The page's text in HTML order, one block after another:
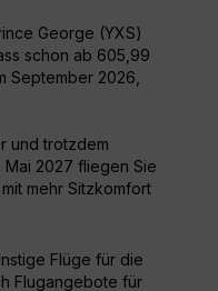
George (YXS)
schon ab 605,99
September 2026,
und trotzdem
Mai 2027 fliegen Sie
mehr Sitzkomfort
Flüge für die
Flugangebote für